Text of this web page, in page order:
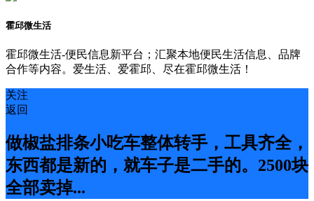
霍邱微生活
霍邱微生活-便民信息新平台；汇聚本地便民生活信息、品牌
合作等内容。爱生活、爱霍邱、尽在霍邱微生活！
关注
返回
做椒盐排条小吃车整体转手，工具齐全，
东西都是新的，就车子是二手的。2500块
全部卖掉...